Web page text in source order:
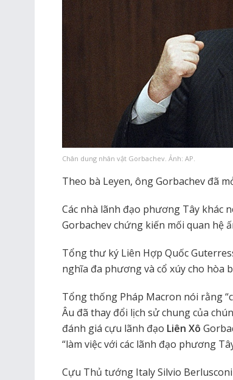
Chân dung nhân vật Gorbachev. Ảnh: AP.
Theo bà Leyen, ông Gorbachev đã
Các nhà lãnh đạo phương Tây khác
Gorbachev chứng kiến mối quan hệ
Tổng thư ký Liên Hợp Quốc
nghĩa đa phương và cổ xúy cho hòa
Tổng thống Pháp Macron nói rằng
Âu đã thay đổi lịch sử chung của
đánh giá cựu lãnh đạo Liên Xô
“làm việc với các lãnh đạo phương
Cựu Thủ tướng Italy Silvio